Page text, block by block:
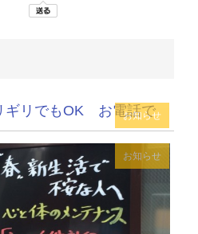
お知らせ
ギリでもOK お電話で
お知らせ